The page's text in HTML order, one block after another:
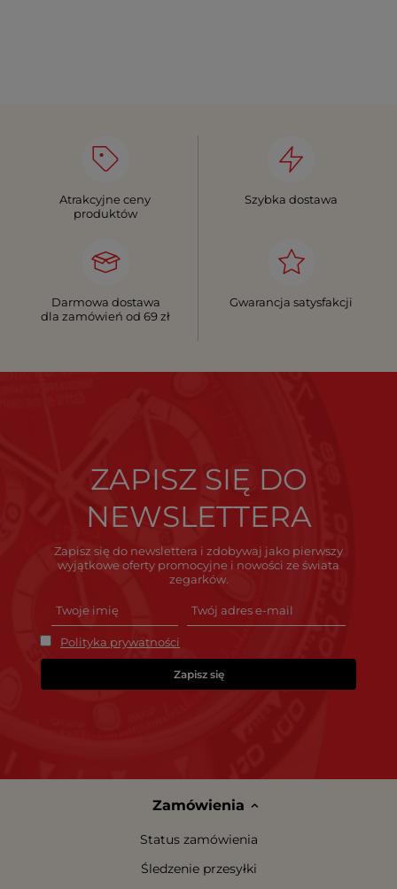
Atrakcyjne ceny
produktów
Szybka dostawa
Darmowa dostawa
dla zamówień od 69 zł
Gwarancja satysfakcji
ZAPISZ SIĘ DO
NEWSLETTERA
Zapisz się do newslettera i zdobywaj jako pierwszy
wyjątkowe oferty promocyjne i nowości ze świata
zegarków.
Polityka prywatności
Zapisz się
Zamówienia
Status zamówienia
Śledzenie przesyłki